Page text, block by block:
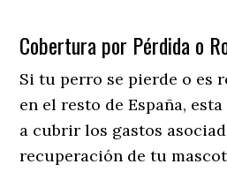
Cobertura por Pérdida o
Si tu perro se pierde o es
en el resto de España,
a cubrir los gastos
recuperación de tu